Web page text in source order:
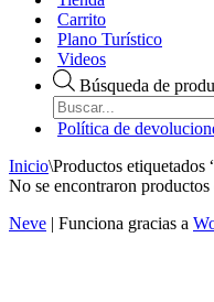
Carrito
Plano Turístico
Videos
Búsqueda de
Política de
Inicio\Productos etiquetados
No se encontraron
Neve | Funciona gracias a